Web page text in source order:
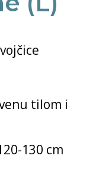
tilom i
130 cm